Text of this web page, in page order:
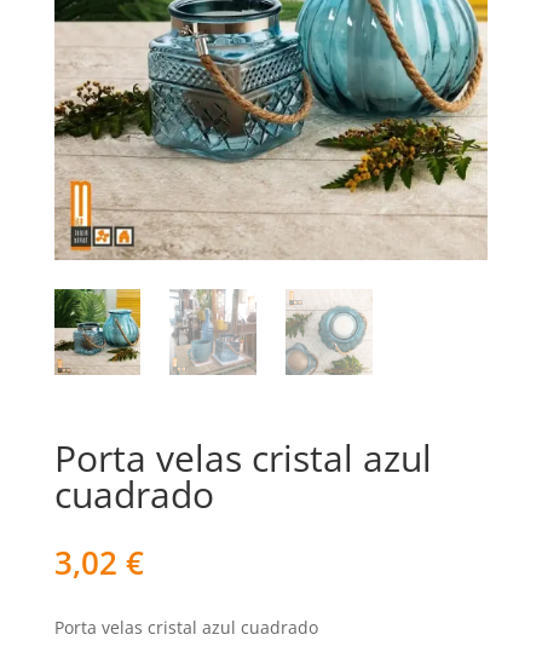
Porta velas cristal azul
cuadrado
3,02 €
Porta velas cristal azul cuadrado